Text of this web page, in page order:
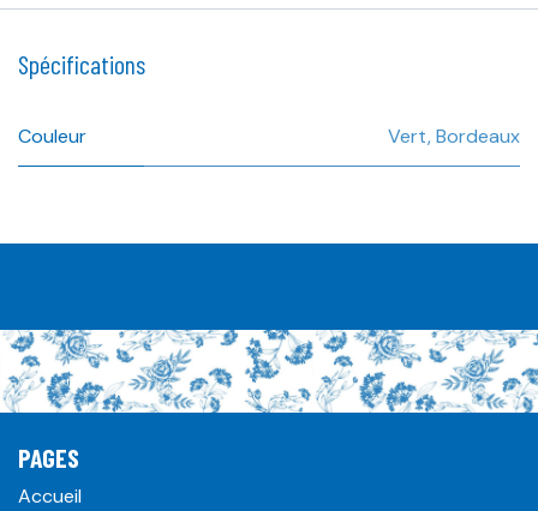
Spécifications
Couleur Vert,Bordeaux
PAGES
Accueil